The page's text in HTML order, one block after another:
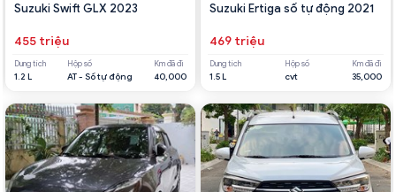
Suzuki Swift GLX 2023
455 triệu
Dung tích
1.2 L
Hộp số
AT - Số tự động
Km đã đi
40,000
Suzuki Ertiga số tự động 2021
469 triệu
Dung tích
1.5 L
Hộp số
cvt
Km đã đi
35,000